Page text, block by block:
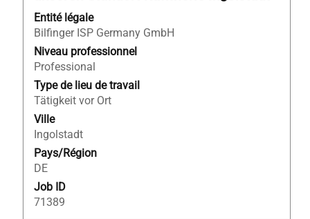
Entité légale
Bilfinger ISP Germany GmbH
Niveau professionnel
Professional
Type de lieu de travail
Tätigkeit vor Ort
Ville
Ingolstadt
Pays/Région
DE
Job ID
71389
barre
d’espacement
pour
afficher
tout
le
contenu
des
informations
d’emploi.